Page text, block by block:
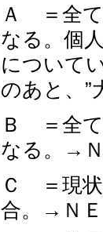
Ａ ＝全て
なる。個
について
のあと、
Ｂ ＝全て
なる。→
Ｃ ＝現状
合。→Ｎ